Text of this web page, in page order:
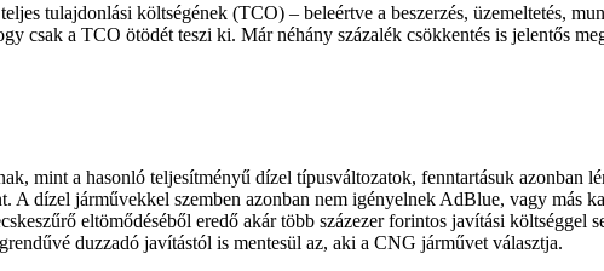
tulajdonlási költségének (TCO) – beleértve a beszerzés, üzemeltetés,
csak a TCO ötödét teszi ki. Már néhány százalék csökkentés is jelentős
mint a hasonló teljesítményű dízel típusváltozatok, fenntartásuk azonban
A dízel járművekkel szemben azonban nem igényelnek AdBlue, vagy más
eltömődéséből eredő akár több százezer forintos javítási költséggel
duzzadó javítástól is mentesül az, aki a CNG járművet választja.